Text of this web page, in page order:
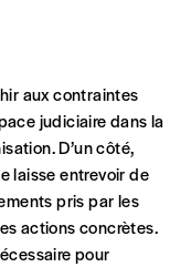
aux contraintes
judiciaire dans la
D’un côté,
laisse entrevoir de
pris par les
actions concrètes.
pour